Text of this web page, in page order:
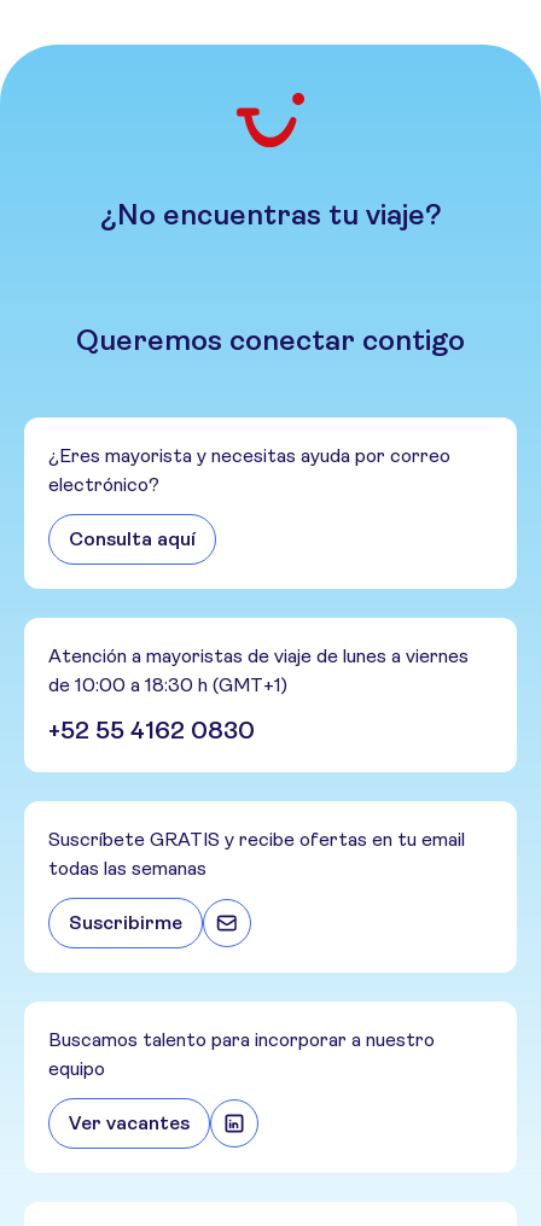
¿No encuentras tu viaje?
Queremos conectar contigo
¿Eres mayorista y necesitas ayuda por correo
electrónico?
Consulta aquí
Atención a mayoristas de viaje de lunes a viernes
de 10:00 a 18:30 h (GMT+1)
+52 55 4162 0830
Suscríbete GRATIS y recibe ofertas en tu email
todas las semanas
Suscribirme
Buscamos talento para incorporar a nuestro
equipo
Ver vacantes